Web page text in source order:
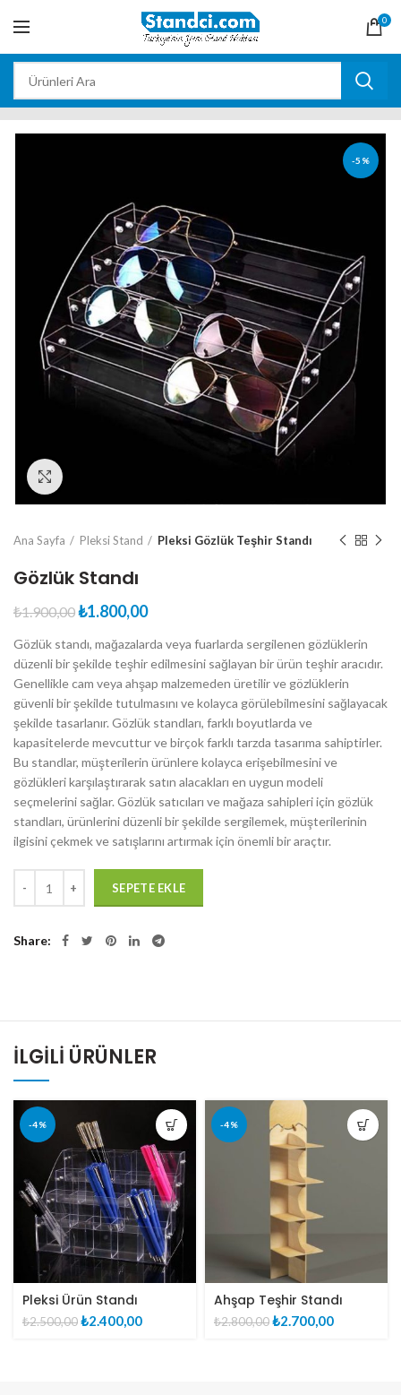
0
-5%
Ana Sayfa Pleksi Stand Pleksi Gözlük Teşhir Standı
Gözlük Standı
₺1.900,00Orijinal
₺1.900,00.
₺1.800,00Şu
fiyat:
₺1.800,00.
Gözlük standı, mağazalarda veya fuarlarda sergilenen gözlüklerin
düzenli bir şekilde teşhir edilmesini sağlayan bir ürün teşhir aracıdır.
Genellikle cam veya ahşap malzemeden üretilir ve gözlüklerin
güvenli bir şekilde tutulmasını ve kolayca görülebilmesini sağlayacak
şekilde tasarlanır. Gözlük standları, farklı boyutlarda ve
kapasitelerde mevcuttur ve birçok farklı tarzda tasarıma sahiptirler.
Bu standlar, müşterilerin ürünlere kolayca erişebilmesini ve
gözlükleri karşılaştırarak satın alacakları en uygun modeli
seçmelerini sağlar. Gözlük satıcıları ve mağaza sahipleri için gözlük
standları, ürünlerini düzenli bir şekilde sergilemek, müşterilerinin
ilgisini çekmek ve satışlarını artırmak için önemli bir araçtır.
SEPETE EKLE
Share
İLGILI ÜRÜNLER
-4%
Pleksi Ürün Standı
₺2.500,00Orijinal
₺2.400,00Şu
-4%
Ahşap Teşhir Standı
₺2.800,00Orijinal
₺2.700,00Şu